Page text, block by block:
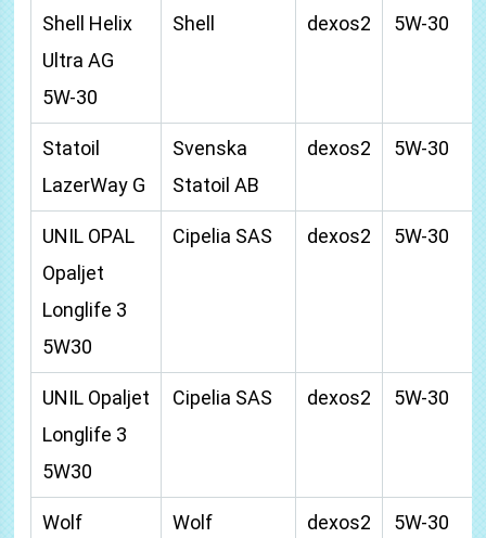
Shell Helix
Ultra AG
5W-30
Shell dexos2 5W-30
Statoil
LazerWay G
Svenska
Statoil AB
dexos2 5W-30
UNIL OPAL
Opaljet
Longlife 3
5W30
Cipelia SAS dexos2 5W-30
UNIL Opaljet
Longlife 3
5W30
Cipelia SAS dexos2 5W-30
Wolf
Wolf dexos2 5W-30